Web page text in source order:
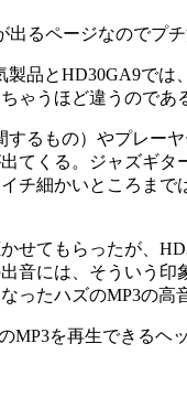
出るページなのでプ
品とHD30GA9で
ゃうほど違うのであ
るもの）やプレー
くる。ジャズギ
細かいところま
てもらったが、
には、そういう
たハズのMP3の高
MP3を再生できる